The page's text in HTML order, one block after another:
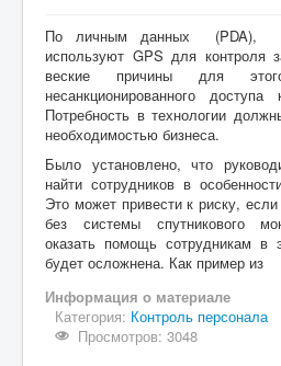
По личным данных (PDA),
используют GPS для контроля
веские причины для
несанкционированного
Потребность в технологии
необходимостью бизнеса.
Было установлено, что
найти сотрудников в
Это может привести к риску,
без системы спутникового
оказать помощь сотрудникам в
будет осложнена. Как пример из
Информация о материале
Категория: Контроль персонала
Просмотров: 3048